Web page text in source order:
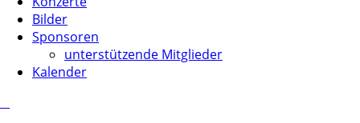
Bilder
Sponsoren
unterstützende Mitglieder
Kalender